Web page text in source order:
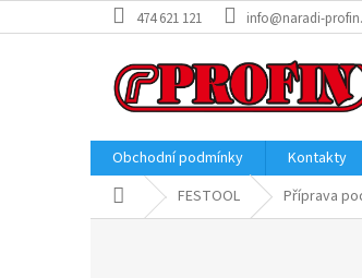
na
474 621 121 info@naradi-
Obchodní podmínky Kontakty
Domů FESTOOL Příprava